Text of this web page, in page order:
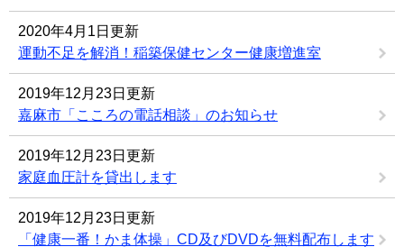
2020年4月1日更新
運動不足を解消！稲築保健センター健康増進室
2019年12月23日更新
嘉麻市「こころの電話相談」のお知らせ
2019年12月23日更新
家庭血圧計を貸出します
2019年12月23日更新
「健康一番！かま体操」CD及びDVDを無料配布します